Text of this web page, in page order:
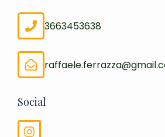
3663453638
Social